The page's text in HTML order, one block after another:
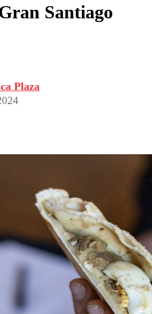
Santiago
Plaza